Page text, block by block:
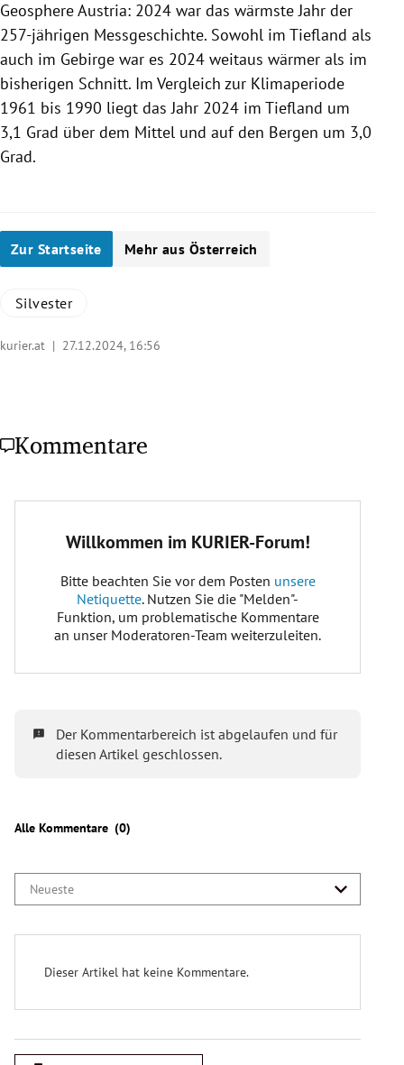
Geosphere Austria: 2024 war das wärmste Jahr der
257-jährigen Messgeschichte. Sowohl im Tiefland als
auch im Gebirge war es 2024 weitaus wärmer als im
bisherigen Schnitt. Im Vergleich zur Klimaperiode
1961 bis 1990 liegt das Jahr 2024 im Tiefland um
3,1 Grad über dem Mittel und auf den Bergen um 3,0
Grad.
Zur Startseite Mehr aus Österreich
Silvester
kurier.at | 27.12.2024, 16:56
Kommentare